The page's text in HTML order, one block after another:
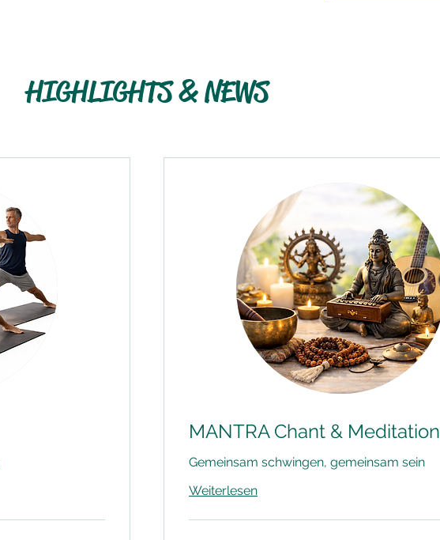
HIGHLIGHTS & NEWS
MANTRA Chant & Meditation
Gemeinsam schwingen, gemeinsam sein
Weiterlesen